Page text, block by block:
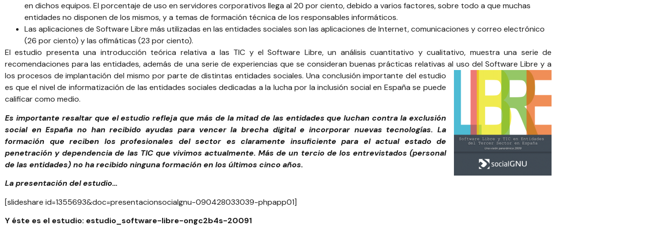
en dichos equipos. El porcentaje de uso en servidores corporativos llega al 20 por ciento, debido a varios factores, sobre todo a que muchas
entidades no disponen de los mismos, y a temas de formación técnica de los responsables informáticos.
Las aplicaciones de Software Libre más utilizadas en las entidades sociales son las aplicaciones de Internet, comunicaciones y correo electrónico
(26 por ciento) y las ofimáticas (23 por ciento).
El estudio presenta una introducción teórica relativa a las TIC y el Software Libre, un análisis cuantitativo y cualitativo, muestra una serie de
recomendaciones para las entidades, además de una serie de experiencias que se consideran buenas prácticas relativas al uso del Software Libre y a
los procesos de implantación del mismo por parte de distintas entidades sociales. Una conclusión importante del estudio
es que el nivel de informatización de las entidades sociales dedicadas a la lucha por la inclusión social en España se puede
calificar como medio.
Es importante resaltar que el estudio refleja que más de la mitad de las entidades que luchan contra la exclusión
social en España no han recibido ayudas para vencer la brecha digital e incorporar nuevas tecnologías. La
formación que reciben los profesionales del sector es claramente insuficiente para el actual estado de
penetración y dependencia de las TIC que vivimos actualmente. Más de un tercio de los entrevistados (personal
de las entidades) no ha recibido ninguna formación en los últimos cinco años.
La presentación del estudio…
[slideshare id=1355693&doc=presentacionsocialgnu-090428033039-phpapp01]
Y éste es el estudio: estudio_software-libre-ongc2b4s-20091